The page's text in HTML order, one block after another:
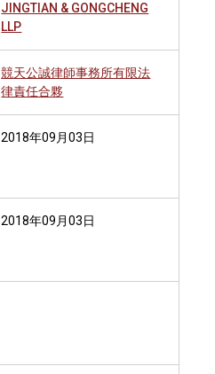
JINGTIAN & GONGCHENG
LLP
競天公誠律師事務所有限法
律責任合夥
2018年09月03日
2018年09月03日